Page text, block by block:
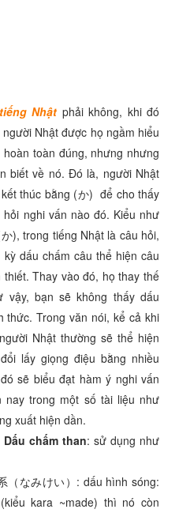
Nhật phải không, khi đó
Nhật được họ ngầm hiểu
toàn đúng, nhưng nhưng
biết về nó. Đó là, người Nhật
thúc bằng (か) để cho thấy
nghi vấn nào đó. Kiểu như
), trong tiếng Nhật là câu hỏi,
dấu chấm câu thể hiện câu
Thay vào đó, họ thay thế
vậy, bạn sẽ không thấy dấu
thức. Trong văn nói, kể cả khi
Nhật thường sẽ thể hiện
lấy giọng điệu bằng nhiều
sẽ biểu đạt hàm ý nghi vấn
nay trong một số tài liệu như
xuất hiện dần.
Dấu chấm than: sử dụng như
なみけい）: dấu hình sóng:
kara ~made) thì nó còn